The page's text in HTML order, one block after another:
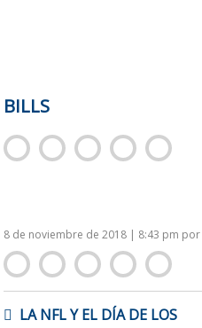
BILLS
8 de noviembre de 2018 | 8:43 pm por
DELA NFL Y EL DÍA DE LOS